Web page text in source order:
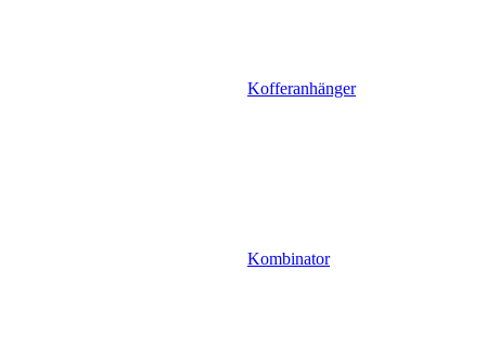
Kofferanhänger
Kombinator